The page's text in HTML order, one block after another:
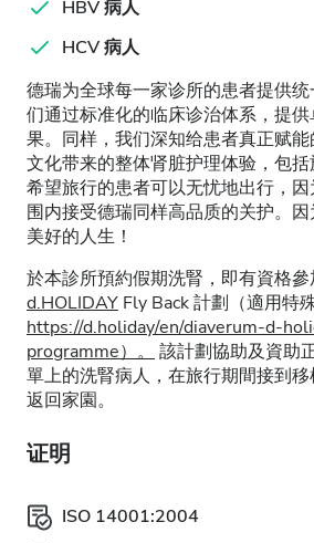
HBV 病人
HCV 病人
德瑞为全球每一家诊所的患者提供
们通过标准化的临床诊治体系，提
果。同样，我们深知给患者真正赋
文化带来的整体肾脏护理体验，包
希望旅行的患者可以无忧地出行，
围内接受德瑞同样高品质的关护。
美好的人生！
於本診所預約假期洗腎，即有資格
d.HOLIDAY Fly Back 計劃（適用特
https://d.holiday/en/diaverum-d-
programme）。
該計劃協助及資助
單上的洗腎病人，在旅行期間接到
返回家園。
证明
ISO 14001:2004